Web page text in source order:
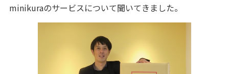
minikuraのサービスについて聞いてきました。